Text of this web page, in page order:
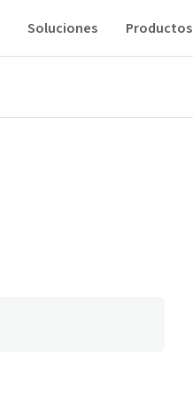
Soluciones Productos